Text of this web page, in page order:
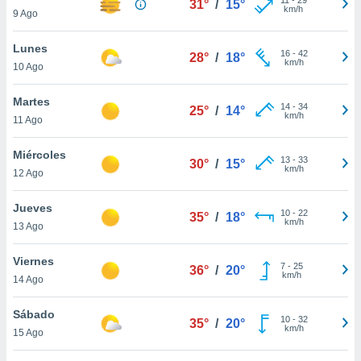
más
nuestra
y
de
disponible
cookies
aceptar
9 Ago
31° / 15°
km/h
Lunes
10 Ago
28° / 18° 16- 42
km/h
Martes
11 Ago
25° / 14° 14- 34
km/h
Miércoles
12 Ago
30° / 15° 13- 33
km/h
Jueves
13 Ago
35° / 18° 10- 22
km/h
Viernes
14 Ago
36° / 20° 7- 25
km/h
Sábado
15 Ago
35° / 20° 10- 32
km/h